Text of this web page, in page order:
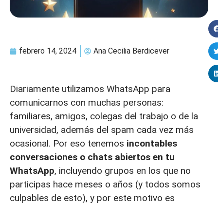
febrero 14, 2024 Ana Cecilia Berdicever
Diariamente utilizamos WhatsApp para
comunicarnos con muchas personas:
familiares, amigos, colegas del trabajo o de la
universidad, además del spam cada vez más
ocasional. Por eso tenemos incontables
conversaciones o chats abiertos en tu
WhatsApp, incluyendo grupos en los que no
participas hace meses o años (y todos somos
culpables de esto), y por este motivo es